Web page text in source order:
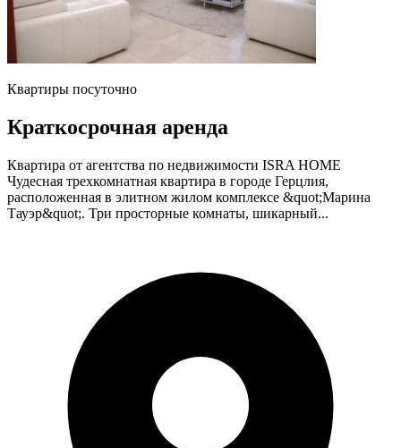
Квартиры посуточно
Краткосрочная аренда
Квартира от агентства по недвижимости ISRA HOME
Чудесная трехкомнатная квартира в городе Герцлия,
расположенная в элитном жилом комплексе &quot;Марина
Тауэр&quot;. Три просторные комнаты, шикарный...